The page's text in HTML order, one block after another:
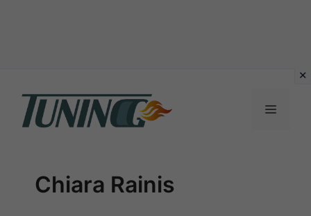
contenuto
Menu
Chiara Rainis